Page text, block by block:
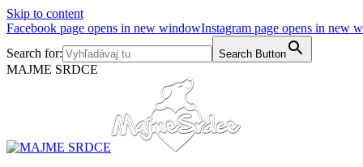
Skip to content
Facebook page opens in new windowInstagram page opens in new
Search for:
Search Button
MAJME SRDCE